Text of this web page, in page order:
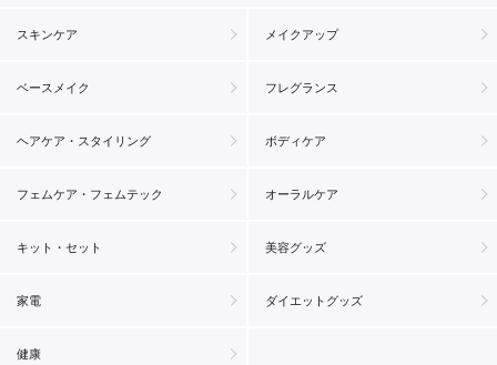
スキンケア メイクアップ
ベースメイク フレグランス
ヘアケア・スタイリング ボディケア
フェムケア・フェムテック オーラルケア
キット・セット 美容グッズ
家電 ダイエットグッズ
健康